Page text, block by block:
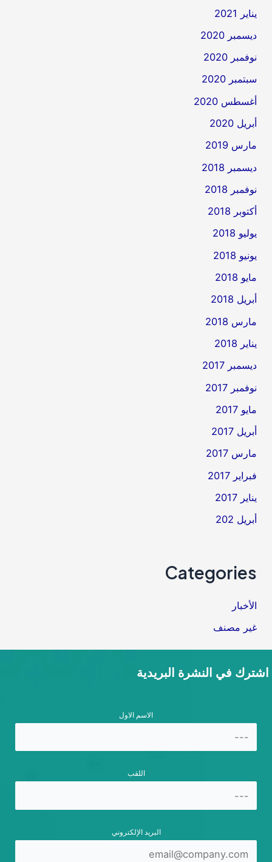
يناير 2021
ديسمبر 2020
نوفمبر 2020
سبتمبر 2020
أغسطس 2020
أبريل 2020
مارس 2019
ديسمبر 2018
نوفمبر 2018
أكتوبر 2018
يوليو 2018
يونيو 2018
مايو 2018
أبريل 2018
مارس 2018
يناير 2018
ديسمبر 2017
نوفمبر 2017
مايو 2017
أبريل 2017
مارس 2017
فبراير 2017
يناير 2017
أبريل 202
Categories
الأخبار
غير مصنف
اشترك في النشرة البريدية
الاسم الاول
اللقب
البريد الإلكتروني